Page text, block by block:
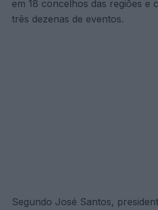
em 18 concelhos das regiões e
três dezenas de eventos.
Segundo José Santos,